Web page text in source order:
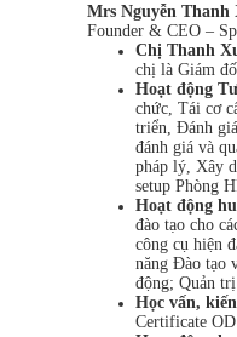
Mrs Nguyễn Thanh
Founder & CEO –
Chị Thanh
chị là Giám
Hoạt động
chức, Tái cơ
triển, Đánh
đánh giá và
pháp lý, Xây
setup Phòng
Hoạt động
đào tạo cho
công cụ hiện
năng Đào tạo
động; Quản
Học vấn,
Certificate